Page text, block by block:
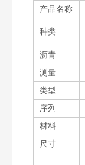
产品名称
种类
沥青
测量
类型
序列
材料
尺寸